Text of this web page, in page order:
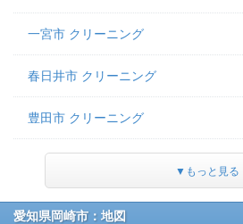
一宮市 クリーニング
春日井市 クリーニング
豊田市 クリーニング
▼もっと見る
愛知県岡崎市：地図